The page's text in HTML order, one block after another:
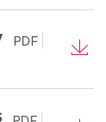
PDF